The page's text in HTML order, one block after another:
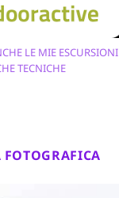
LE MIE ESCURSIONI
TECNICHE